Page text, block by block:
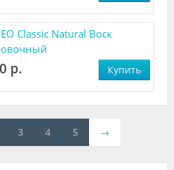
Classic Natural Воск
р. Купить
3 4 5 →